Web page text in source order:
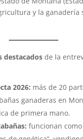
y la ganadería
destacadosde la
2026: más de 20
ganaderas en
de primera mano.
funcionan como